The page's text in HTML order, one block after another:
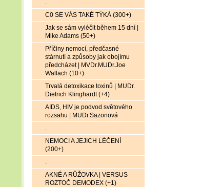
.
C0 SE VÁS TAKÉ TÝKÁ (300+)
Jak se sám vyléčit během 15 dní |
Mike Adams (50+)
Příčiny nemocí, předčasné
stárnutí a způsoby jak obojímu
předcházet | MVDr.MUDr.Joe
Wallach (10+)
Trvalá detoxikace toxinů | MUDr.
Dietrich Klinghardt (+4)
AIDS, HIV je podvod světového
rozsahu | MUDr.Sazonová
.
NEMOCI A JEJICH LÉČENÍ
(200+)
.
AKNÉ A RŮŽOVKA | VERSUS
ROZTOČ DEMODEX (+1)